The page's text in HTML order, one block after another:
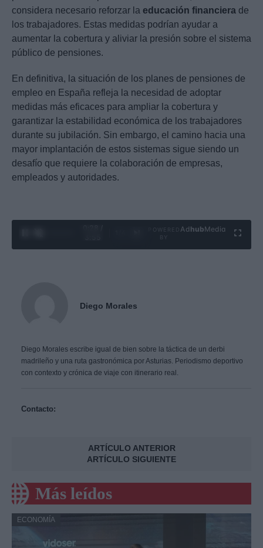
considera necesario reforzar la educación financiera de
los trabajadores. Estas medidas podrían ayudar a
aumentar la cobertura y aliviar la presión sobre el sistema
público de pensiones.
En definitiva, la situación de los planes de pensiones de
empleo en España refleja la necesidad de adoptar
medidas más eficaces para ampliar la cobertura y
garantizar la estabilidad económica de los trabajadores
durante su jubilación. Sin embargo, el camino hacia una
mayor implantación de estos sistemas sigue siendo un
desafío que requiere la colaboración de empresas,
empleados y autoridades.
Ad hubMedia
Diego Morales
Diego Morales escribe igual de bien sobre la táctica de un derbi
madrileño y una ruta gastronómica por Asturias. Periodismo deportivo
con contexto y crónica de viaje con itinerario real.
Contacto:
ARTÍCULO ANTERIOR
ARTÍCULO SIGUIENTE
Más leídos
ECONOMÍA